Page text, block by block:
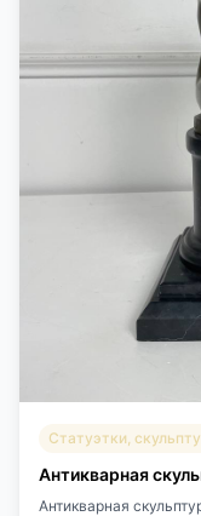
Статуэтки,
Антикварная
Антикварная